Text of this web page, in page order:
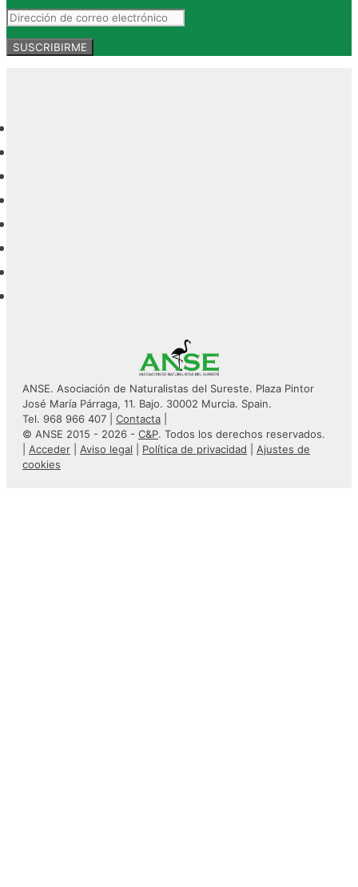
ANSE. Asociación de Naturalistas del Sureste. Plaza Pintor
José María Párraga, 11. Bajo. 30002 Murcia. Spain.
Tel. 968 966 407 | Contacta
© ANSE 2015 - 2026 - C&P. Todos los derechos reservados.
Acceder Aviso legal Política de privacidad
Ajustes de
cookies